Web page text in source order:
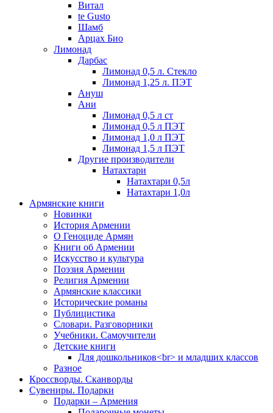
Витал
te Gusto
Шамб
Арцах Био
Лимонад
Дарбас
Лимонад 0,5 л. Стекло
Лимонад 1,25 л. ПЭТ
Ануш
Ани
Лимонад 0,5 л ст
Лимонад 0,5 л ПЭТ
Лимонад 1,0 л ПЭТ
Лимонад 1,5 л ПЭТ
Другие производители
Натахтари
Натахтари 0,5л
Натахтари 1,0л
Армянские книги
Новинки
История Армении
О Геноциде Армян
Книги об Армении
Иcкусство и культура
Поэзия Армении
Религия Армении
Армянские классики
Исторические романы
Публицистика
Словари. Разговорники
Учебники. Самоучители
Детские книги
Для дошкольников<br> и младших классов
Разное
Кроссворды. Сканворды
Сувениры. Подарки
Подарки – Армения